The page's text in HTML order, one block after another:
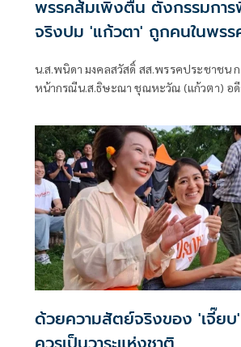
พรรคส้มเพิ่งตื่น ตั้งกรรมกา
จริงปม 'แก้วตา' ถูกคนในพรร
น.ส.พนิดา มงคลสวัสดิ์ สส.พรรคประชาชน
หน้ากรณีน.ส.ธิษะณา ชุณหะวัณ (แก้วตา) อ
ไม่มีผู้ที่มีส่วนเกี่ยวข้องกับสภาชุดที่ผ่านมาขึ้
ให้ผู้เสียหายรู้สึกสบายใจที่สุด วางใจที่สุด แ
ด้วยความสัตย์จริงของ 'เจี๊ยบ'